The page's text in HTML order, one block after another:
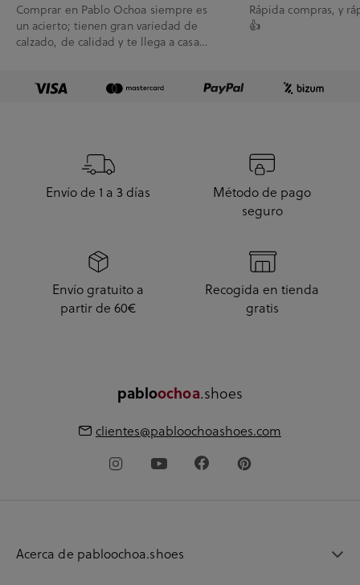
Comprar en Pablo Ochoa siempre es
un acierto; tienen gran variedad de
calzado, de calidad y te llega a casa
Rápida compras, y
👍
Envío de 1 a 3 días
Método de pago
seguro
Envío gratuito a
partir de 60€
Recogida en tienda
gratis
pabloochoa.shoes
clientes@pabloochoashoes.com
Acerca de pabloochoa.shoes